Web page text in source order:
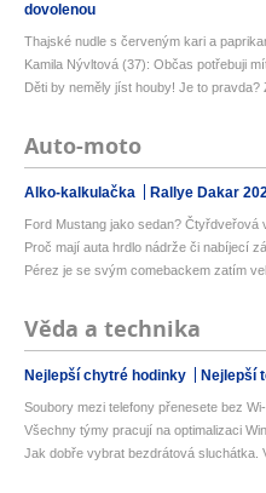
dovolenou
Thajské nudle s červeným kari a
Kamila Nývltová (37): Občas potřebuji
Děti by neměly jíst houby! Je to
Auto-moto
Alko-kalkulačka Rallye Dakar
Ford Mustang jako sedan? Čtyřdveřová
Proč mají auta hrdlo nádrže či nabíjecí
Pérez je se svým comebackem zatím
Věda a technika
Nejlepší chytré hodinky Nejlepší
Soubory mezi telefony přenesete bez
Všechny týmy pracují na optimalizaci
Jak dobře vybrat bezdrátová sluchátka.